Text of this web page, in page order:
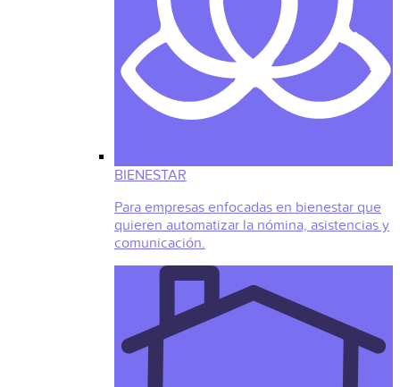
BIENESTAR
Para empresas enfocadas en bienestar que
quieren automatizar la nómina, asistencias y
comunicación.